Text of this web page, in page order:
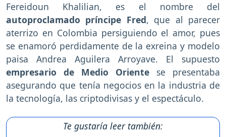
Fereidoun Khalilian, es el nombre del
autoproclamado príncipe Fred, que al parecer
aterrizo en Colombia persiguiendo el amor, pues
se enamoró perdidamente de la exreina y modelo
paisa Andrea Aguilera Arroyave. El supuesto
empresario de Medio Oriente se presentaba
asegurando que tenía negocios en la industria de
la tecnología, las criptodivisas y el espectáculo.
Te gustaría leer también: